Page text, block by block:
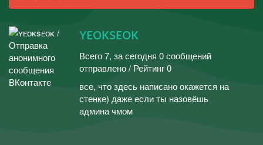
ʏᴇᴏᴋsᴇᴏᴋ
Всего 7, за сегодня 0 сообщений
отправлено / Рейтинг 0
все, что здесь написано окажется на
стенке) даже если ты назовёшь
админа чмом